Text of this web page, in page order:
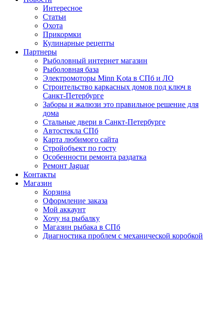
Интересное
Статьи
Охота
Прикормки
Кулинарные рецепты
Партнеры
Рыболовный интернет магазин
Рыболовная база
Электромоторы Minn Kota в СПб и ЛО
Строительство каркасных домов под ключ в
Санкт-Петербурге
Заборы и жалюзи это правильное решение для
дома
Стальные двери в Санкт-Петербурге
Автостекла СПб
Карта любимого сайта
Стройобъект по госту
Особенности ремонта раздатка
Ремонт Jaguar
Контакты
Магазин
Корзина
Оформление заказа
Мой аккаунт
Хочу на рыбалку
Магазин рыбака в СПб
Диагностика проблем с механической коробкой